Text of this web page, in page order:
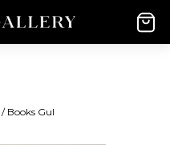
/ Books Gul